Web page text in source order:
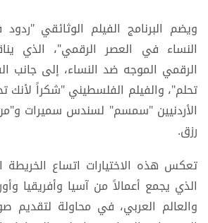
ويضم البرنامج الفيلم الوثائقي
النساء في العصر الرقمي"، الذي
الرقمي الموجه ضد النساء، إلى جانب
تحلم"، والفيلم الفلسطيني "شكراً لأنك
الأردنيين "سمسم" لسندس سميرات
رزق.
تعكس هذه الاختيارات اتساع الخريطة
الذي يجمع أعمالاً من آسيا وأفريقيا
والعالم العربي، في محاولة لتقديم